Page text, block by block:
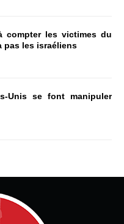
compter les victimes du
pas les israéliens
Unis se font manipuler